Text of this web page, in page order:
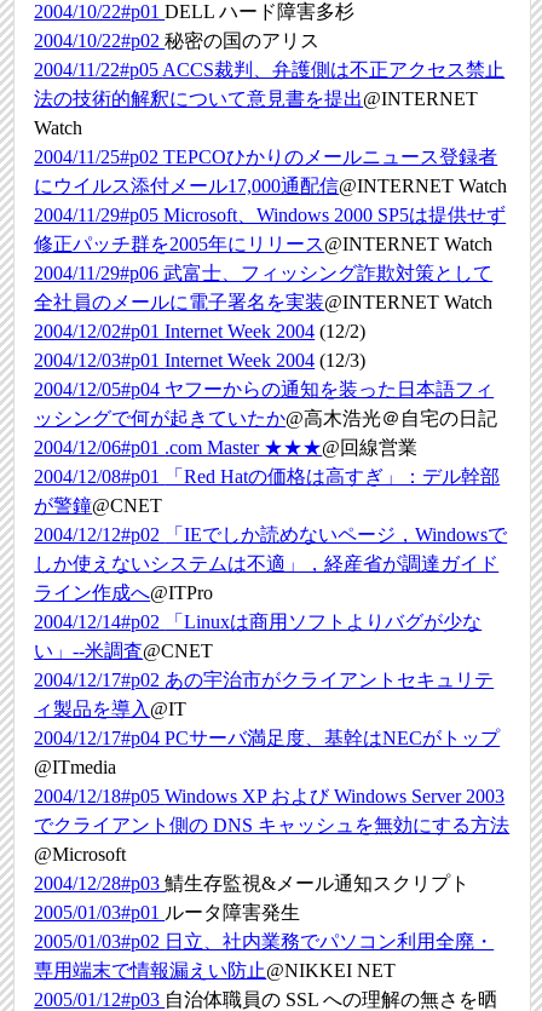
2004/10/22#p01DELL ハード障害多杉
2004/10/22#p02秘密の国のアリス
2004/11/22#p05 ACCS裁判、弁護側は不正アクセス禁止
法の技術的解釈について意見書を提出@INTERNET
Watch
2004/11/25#p02TEPCOひかりのメールニュース登録者
にウイルス添付メール17,000通配信@INTERNET Watch
2004/11/29#p05Microsoft、Windows 2000 SP5は提供せず
修正パッチ群を2005年にリリース@INTERNET Watch
2004/11/29#p06武富士、フィッシング詐欺対策として
全社員のメールに電子署名を実装@INTERNET Watch
2004/12/02#p01Internet Week 2004 (12/2)
2004/12/03#p01Internet Week 2004 (12/3)
2004/12/05#p04 ヤフーからの通知を装った日本語フィ
ッシングで何が起きていたか@高木浩光＠自宅の日記
2004/12/06#p01 .com Master ★★★@回線営業
2004/12/08#p01
「Red Hatの価格は高すぎ」：デル幹部
が警鐘@CNET
2004/12/12#p02
「IEでしか読めないページ，Windowsで
しか使えないシステムは不適」，経産省が調達ガイド
ライン作成へ@ITPro
2004/12/14#p02
「Linuxは商用ソフトよりバグが少な
い」--米調査@CNET
2004/12/17#p02 あの宇治市がクライアントセキュリテ
ィ製品を導入 @IT
2004/12/17#p04PCサーバ満足度、基幹はNECがトップ
@ITmedia
2004/12/18#p05Windows XP および Windows Server 2003
でクライアント側の DNS キャッシュを無効にする方法
@Microsoft
2004/12/28#p03鯖生存監視&メール通知スクリプト
2005/01/03#p01 ルータ障害発生
2005/01/03#p02 日立、社内業務でパソコン利用全廃・
専用端末で情報漏えい防止@NIKKEI NET
2005/01/12#p03 自治体職員の SSL への理解の無さを晒